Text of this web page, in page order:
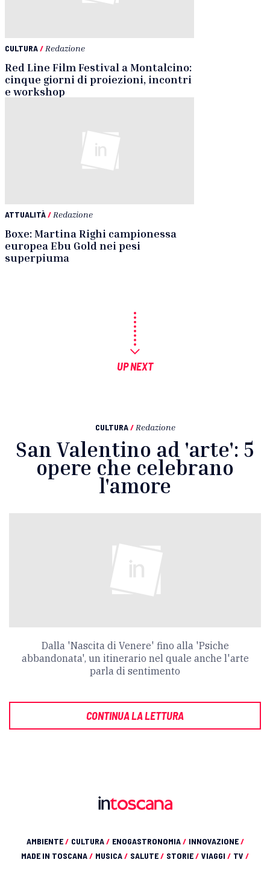
CULTURA/ Redazione
Red Line Film Festival a Montalcino:
cinque giorni di proiezioni, incontri
e workshop
ATTUALITÀ/ Redazione
Boxe: Martina Righi campionessa
europea Ebu Gold nei pesi
superpiuma
UP NEXT
CULTURA / Redazione
San Valentino ad 'arte': 5
opere che celebrano
l'amore
Dalla 'Nascita di Venere' fino alla 'Psiche
abbandonata', un itinerario nel quale anche l'arte
parla di sentimento
CONTINUA LA LETTURA
AMBIENTE/ CULTURA/ ENOGASTRONOMIA/ INNOVAZIONE/
MADE IN TOSCANA/ MUSICA/ SALUTE/ STORIE/ VIAGGI / TV /